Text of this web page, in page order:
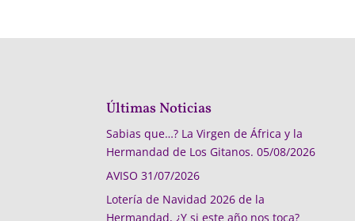
Últimas Noticias
Sabias que…? La Virgen de África y la
Hermandad de Los Gitanos. 05/08/2026
AVISO 31/07/2026
Lotería de Navidad 2026 de la
Hermandad, ¿Y si este año nos toca?